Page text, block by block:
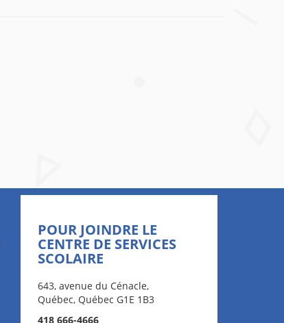
POUR JOINDRE LE
CENTRE DE SERVICES
SCOLAIRE
643, avenue du Cénacle,
Québec, Québec G1E 1B3
418 666-4666